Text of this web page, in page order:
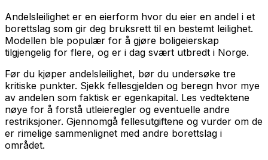
Andelsleilighet er en eierform hvor du eier en andel i et
borettslag som gir deg bruksrett til en bestemt leilighet.
Modellen ble populær for å gjøre boligeierskap
tilgjengelig for flere, og er i dag svært utbredt i Norge.
Før du kjøper andelsleilighet, bør du undersøke tre
kritiske punkter. Sjekk fellesgjelden og beregn hvor mye
av andelen som faktisk er egenkapital. Les vedtektene
nøye for å forstå utleieregler og eventuelle andre
restriksjoner. Gjennomgå fellesutgiftene og vurder om de
er rimelige sammenlignet med andre borettslag i
området.